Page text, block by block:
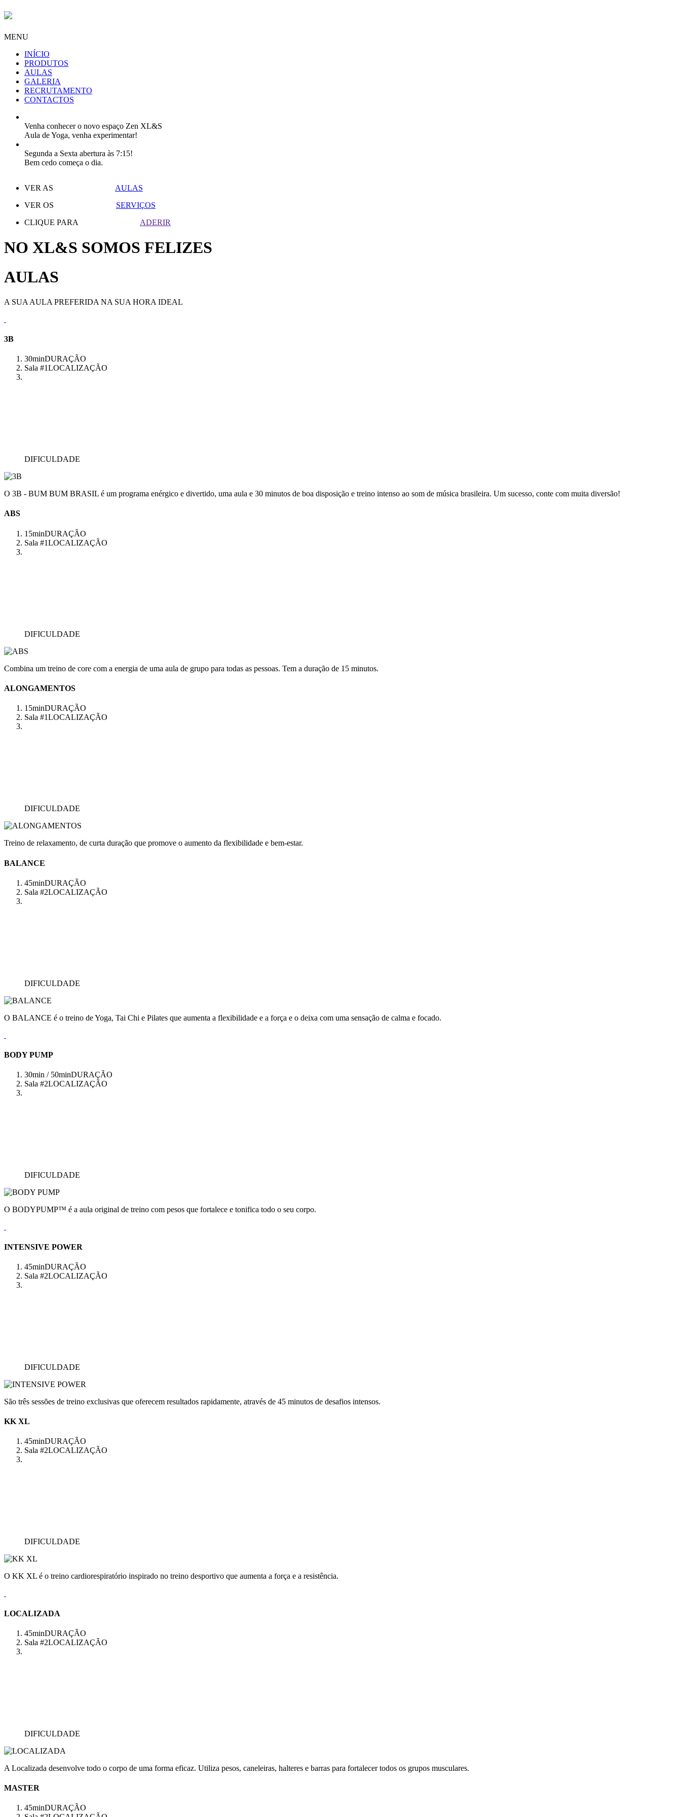
MENU
INÍCIO
PRODUTOS
AULAS
GALERIA
RECRUTAMENTO
CONTACTOS
Venha conhecer o novo espaço Zen XL&S
Aula de Yoga, venha experimentar!
Segunda a Sexta abertura às 7:15!
Bem cedo começa o dia.
VER AS
AULAS
VER OS
SERVIÇOS
CLIQUE PARA
ADERIR
NO XL&S SOMOS FELIZES
AULAS
A SUA AULA PREFERIDA NA SUA HORA IDEAL
3B
30minDURAÇÃO
Sala #1LOCALIZAÇÃO
DIFICULDADE
O 3B - BUM BUM BRASIL é um programa enérgico e divertido, uma aula e 30 minutos de boa disposição e treino intenso ao som de música brasileira. Um sucesso, conte com muita diversão!
ABS
15minDURAÇÃO
Sala #1LOCALIZAÇÃO
DIFICULDADE
Combina um treino de core com a energia de uma aula de grupo para todas as pessoas. Tem a duração de 15 minutos.
ALONGAMENTOS
15minDURAÇÃO
Sala #1LOCALIZAÇÃO
DIFICULDADE
Treino de relaxamento, de curta duração que promove o aumento da flexibilidade e bem-estar.
BALANCE
45minDURAÇÃO
Sala #2LOCALIZAÇÃO
DIFICULDADE
O BALANCE é o treino de Yoga, Tai Chi e Pilates que aumenta a flexibilidade e a força e o deixa com uma sensação de calma e focado.
BODY PUMP
30min / 50minDURAÇÃO
Sala #2LOCALIZAÇÃO
DIFICULDADE
O BODYPUMP™ é a aula original de treino com pesos que fortalece e tonifica todo o seu corpo.
INTENSIVE POWER
45minDURAÇÃO
Sala #2LOCALIZAÇÃO
DIFICULDADE
São três sessões de treino exclusivas que oferecem resultados rapidamente, através de 45 minutos de desafios intensos.
KK XL
45minDURAÇÃO
Sala #2LOCALIZAÇÃO
DIFICULDADE
O KK XL é o treino cardiorespiratório inspirado no treino desportivo que aumenta a força e a resistência.
LOCALIZADA
45minDURAÇÃO
Sala #2LOCALIZAÇÃO
DIFICULDADE
A Localizada desenvolve todo o corpo de uma forma eficaz. Utiliza pesos, caneleiras, halteres e barras para fortalecer todos os grupos musculares.
MASTER
45minDURAÇÃO